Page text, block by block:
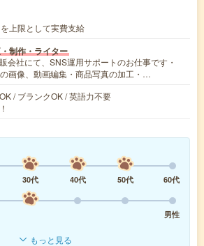
上限として実費支給
制作・ライター
会社にて、SNS運用サポートのお仕事です・
画像、動画編集・商品写真の加工・…
/ ブランクOK / 英語力不要
30代 40代 50代
60代
男性
もっと見る